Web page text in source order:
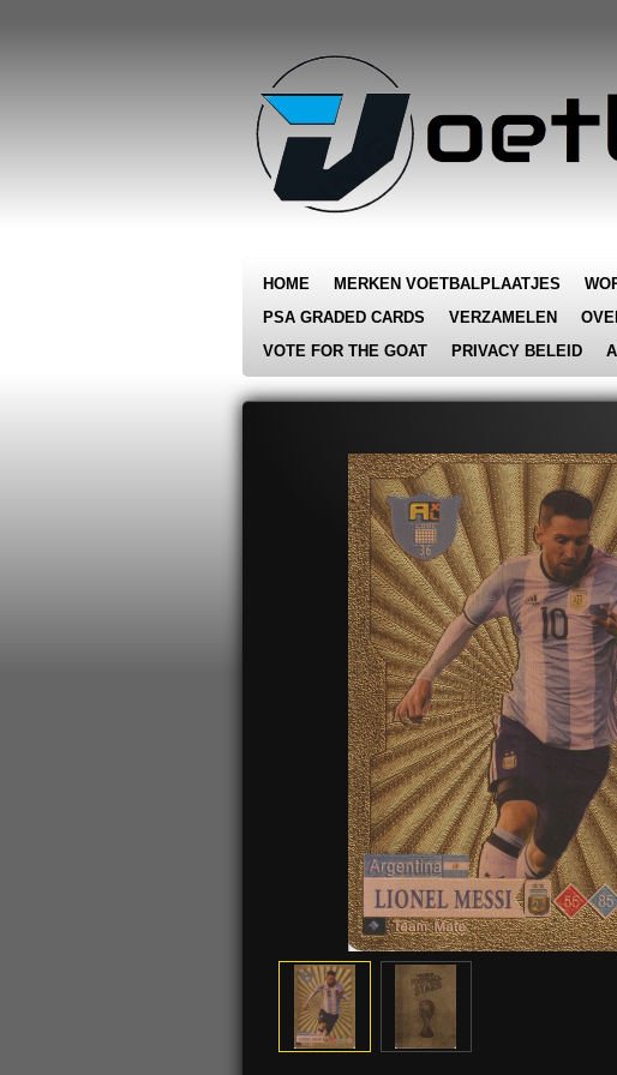
HOME MERKEN VOETBALPLAATJES
PSA GRADED CARDS
VERZAMELEN
VOTE FOR THE GOAT
PRIVACY BELEID